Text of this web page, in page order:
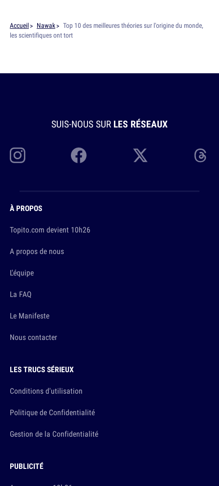
Accueil Nawak
Top 10 des meilleures théories sur l'origine du monde,
les scientifiques ont tort
SUIS-NOUS SUR LES RÉSEAUX
À PROPOS
Topito.com devient 10h26
A propos de nous
L'équipe
La FAQ
Le Manifeste
Nous contacter
LES TRUCS SÉRIEUX
Conditions d'utilisation
Politique de Confidentialité
Gestion de la Confidentialité
PUBLICITÉ